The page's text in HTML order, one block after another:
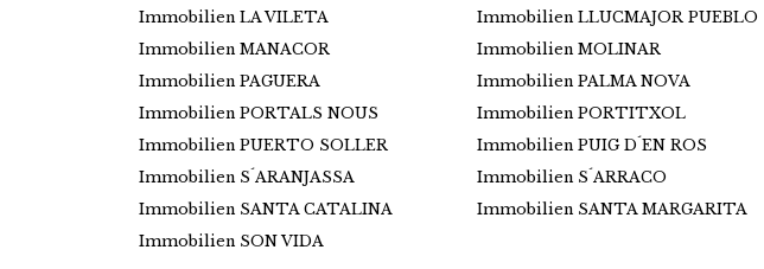
Immobilien LA VILETA
Immobilien LLUCMAJOR PUEBLO
Immobilien MANACOR
Immobilien MOLINAR
Immobilien PAGUERA
Immobilien PALMA NOVA
Immobilien PORTALS NOUS
Immobilien PORTITXOL
Immobilien PUERTO SOLLER
Immobilien PUIG D´EN ROS
Immobilien S´ARANJASSA
Immobilien S´ARRACO
Immobilien SANTA CATALINA
Immobilien SANTA MARGARITA
Immobilien SON VIDA